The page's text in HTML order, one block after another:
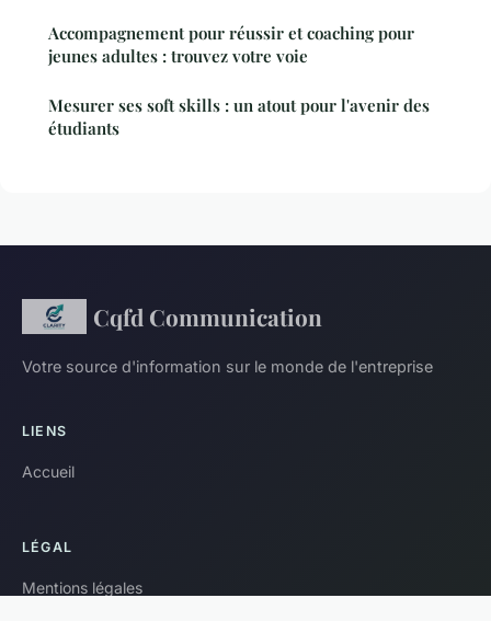
Accompagnement pour réussir et coaching pour
jeunes adultes : trouvez votre voie
Mesurer ses soft skills : un atout pour l'avenir des
étudiants
Cqfd Communication
Votre source d'information sur le monde de l'entreprise
LIENS
Accueil
LÉGAL
Mentions légales